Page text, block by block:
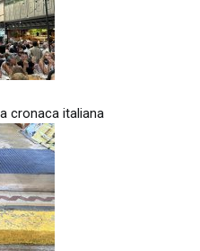
cronaca italiana